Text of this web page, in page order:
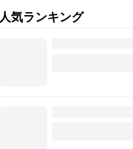
人気ランキング